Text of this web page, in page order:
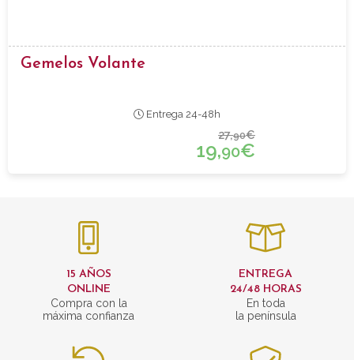
Gemelos Volante
Entrega 24-48h
27,90€
19,90€
15 AÑOS
ONLINE
Compra con la
máxima confianza
ENTREGA
24/48 HORAS
En toda
la península